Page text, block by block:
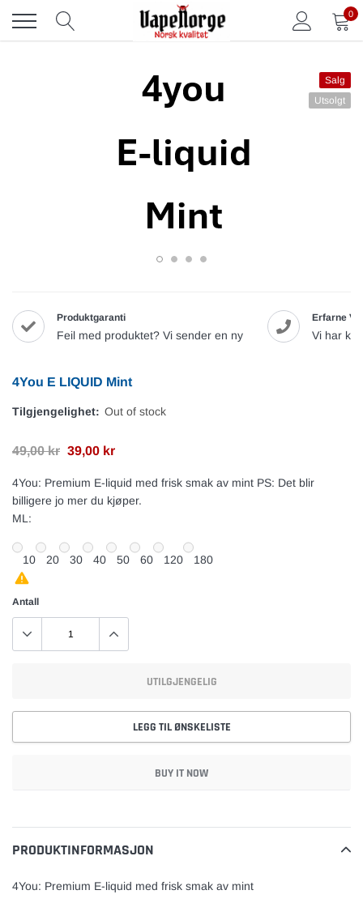
content
0
Salg
Utsolgt
Produktgaranti
Feil med produktet? Vi sender en ny
Erfarne
Vi har
4You E LIQUID Mint
Tilgjengelighet: Out of stock
49,00 kr 39,00 kr
4You: Premium E-liquid med frisk smak av mint PS: Det blir
billigere jo mer du kjøper.
ML:
10 20 30 40 50 60 120 180
Antall
UTILGJENGELIG
LEGG TIL ØNSKELISTE
BUY IT NOW
til
vare
PRODUKTINFORMASJON
4You: Premium E-liquid med frisk smak av mint